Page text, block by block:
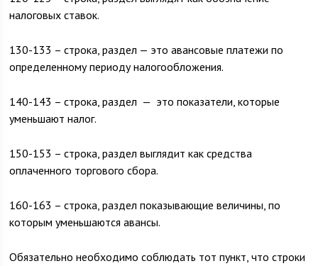
налоговых ставок.
130-133 – строка, раздел — это авансовые платежи по
определенному периоду налогообложения.
140-143 – строка, раздел — это показатели, которые
уменьшают налог.
150-153 – строка, раздел выглядит как средства
оплаченного торгового сбора.
160-163 – строка, раздел показывающие величины, по
которым уменьшаются авансы.
Обязательно необходимо соблюдать тот пункт, что строки